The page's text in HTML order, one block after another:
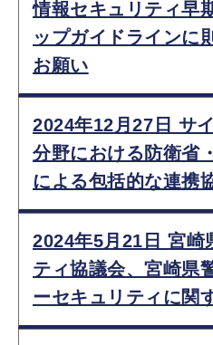
情報セキュリティ早
ップガイドラインに
お願い
2024年12月27日 サ
分野における防衛省
による包括的な連携
2024年5月21日 宮崎
ティ協議会、宮崎県
ーセキュリティに関